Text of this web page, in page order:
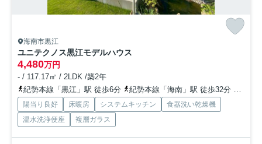
海南市黒江
ユニテクノス黒江モデルハウス
4,480万円
- / 117.17㎡ / 2LDK /築2年
紀勢本線「黒江」駅 徒歩6分
紀勢本線「海南」駅 徒歩32分 紀勢
陽当り良好 床暖房 システムキッチン
食器洗い乾燥機
温水洗浄便座
複層ガラス